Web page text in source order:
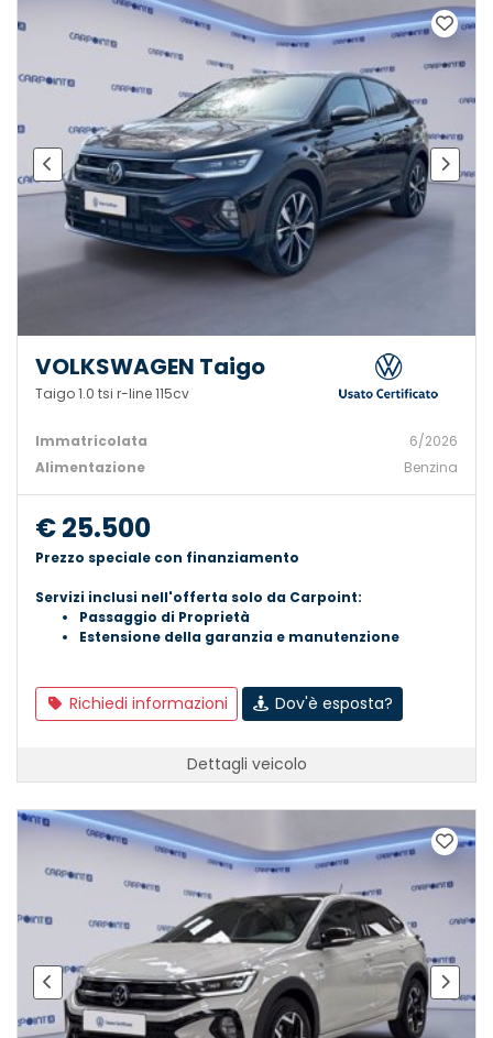
VOLKSWAGEN Taigo
Taigo 1.0 tsi r-line 115cv
Immatricolata
6/2026
Alimentazione
Benzina
€ 25.500
Prezzo speciale con finanziamento
Servizi inclusi nell'offerta solo da Carpoint:
Passaggio di Proprietà
Estensione della garanzia e manutenzione
Richiedi informazioni Dov'è esposta?
Dettagli veicolo